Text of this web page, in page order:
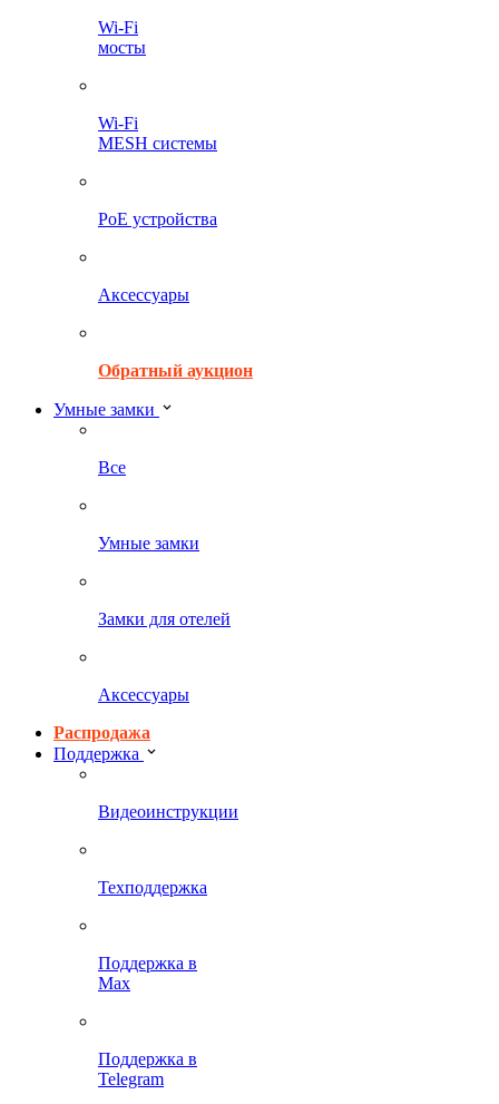
Wi-Fi
мосты
Wi-Fi
MESH системы
PoE устройства
Аксессуары
Обратный аукцион
Умные замки
Все
Умные замки
Замки для отелей
Аксессуары
Распродажа
Поддержка
Видеоинструкции
Техподдержка
Поддержка в
Max
Поддержка в
Telegram